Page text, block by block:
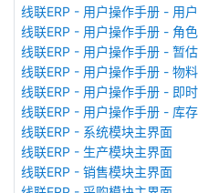
线联ERP - 用户操作手册 - 用
线联ERP - 用户操作手册 - 角
线联ERP - 用户操作手册 - 暂
线联ERP - 用户操作手册 - 物
线联ERP - 用户操作手册 - 即
线联ERP - 用户操作手册 - 库
线联ERP - 系统模块主界面
线联ERP - 生产模块主界面
线联ERP - 销售模块主界面